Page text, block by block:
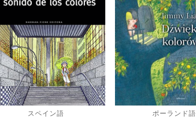
スペイン語 ポーランド語